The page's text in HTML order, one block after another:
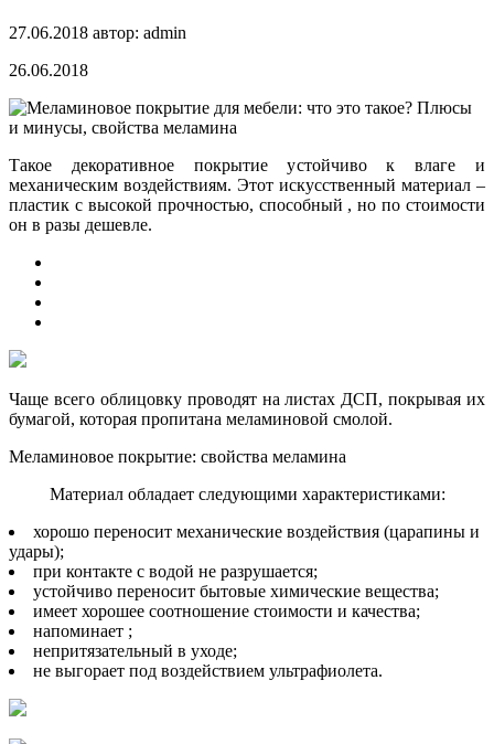
27.06.2018 автор: admin
26.06.2018
Такое декоративное покрытие устойчиво к влаге и
механическим воздействиям. Этот искусственный материал –
пластик с высокой прочностью, способный , но по стоимости
он в разы дешевле.
Чаще всего облицовку проводят на листах ДСП, покрывая их
бумагой, которая пропитана меламиновой смолой.
Меламиновое покрытие: свойства меламина
Материал обладает следующими характеристиками:
хорошо переносит механические воздействия (царапины и
удары);
при контакте с водой не разрушается;
устойчиво переносит бытовые химические вещества;
имеет хорошее соотношение стоимости и качества;
напоминает ;
непритязательный в уходе;
не выгорает под воздействием ультрафиолета.